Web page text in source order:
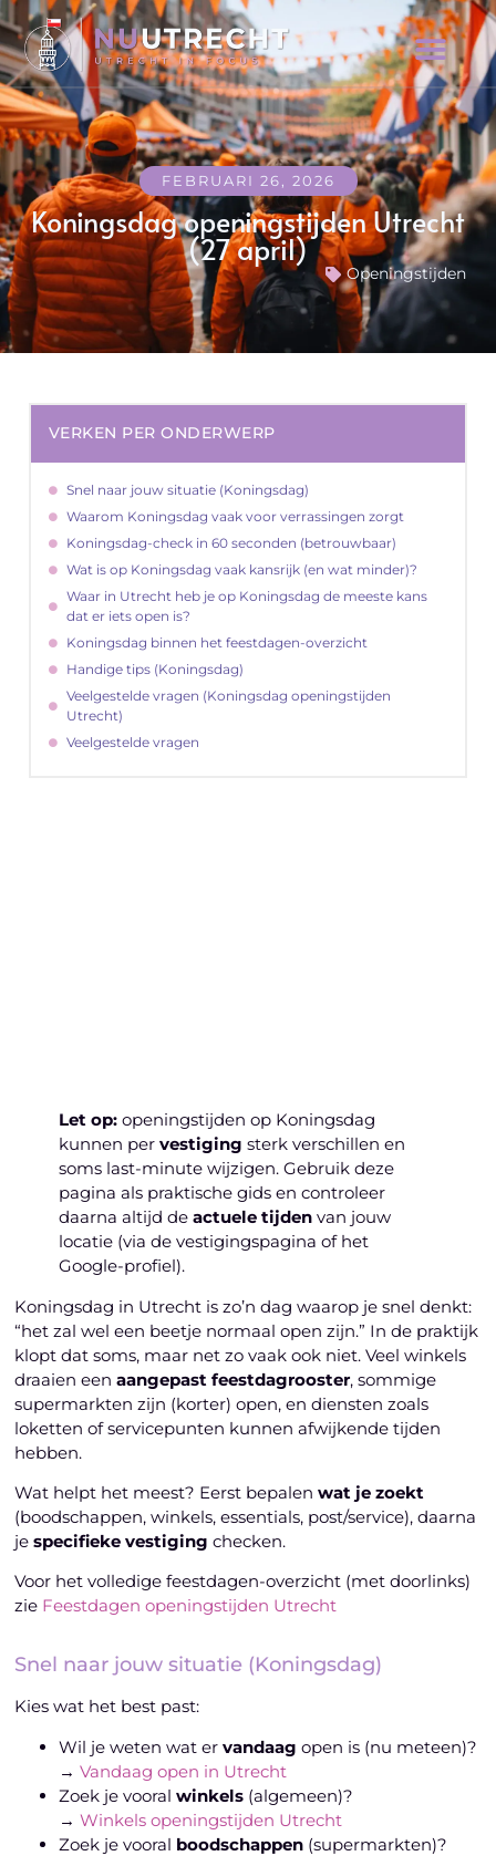
FEBRUARI 26, 2026
Koningsdag openingstijden Utrecht
(27 april)
Openingstijden
Let op: openingstijden op Koningsdag
kunnen pervestiging sterk verschillen en
soms last-minute wijzigen. Gebruik deze
pagina als praktische gids en controleer
daarna altijd deactuele tijden van jouw
locatie (via de vestigingspagina of het
Google-profiel).
Koningsdag in Utrecht is zo’n dag waarop je snel denkt:
“het zal wel een beetje normaal open zijn.” In de praktijk
klopt dat soms, maar net zo vaak ook niet. Veel winkels
draaien eenaangepast feestdagrooster, sommige
supermarkten zijn (korter) open, en diensten zoals
loketten of servicepunten kunnen afwijkende tijden
hebben.
Wat helpt het meest? Eerst bepalenwat je zoekt
(boodschappen, winkels, essentials, post/service), daarna
jespecifieke vestiging checken.
Voor het volledige feestdagen-overzicht (met doorlinks)
zie Feestdagen openingstijden Utrecht
Snel naar jouw situatie (Koningsdag)
Kies wat het best past:
Wil je weten wat ervandaag open is (nu meteen)?
→Vandaag open in Utrecht
Zoek je vooralwinkels (algemeen)?
→Winkels openingstijden Utrecht
Zoek je vooral boodschappen (supermarkten)?
VERKEN PER ONDERWERP
Snel naar jouw situatie (Koningsdag)
Waarom Koningsdag vaak voor verrassingen zorgt
Koningsdag-check in 60 seconden (betrouwbaar)
Wat is op Koningsdag vaak kansrijk (en wat minder)?
Waar in Utrecht heb je op Koningsdag de meeste kans
dat er iets open is?
Koningsdag binnen het feestdagen-overzicht
Handige tips (Koningsdag)
Veelgestelde vragen (Koningsdag openingstijden
Utrecht)
Veelgestelde vragen